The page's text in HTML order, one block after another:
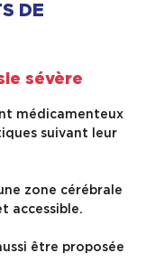
DE
sévère
médicamenteux
suivant leur
zone cérébrale
accessible.
être proposée